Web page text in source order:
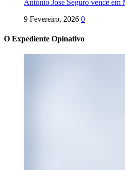
António José Seguro vence em
9 Fevereiro, 2026 0
O Expediente Opinativo